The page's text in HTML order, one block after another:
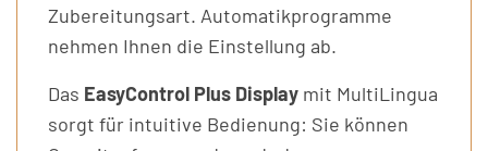
Zubereitungsart. Automatikprogramme
nehmen Ihnen die Einstellung ab.
Das EasyControl Plus Display mit MultiLingua
sorgt für intuitive Bedienung: Sie können